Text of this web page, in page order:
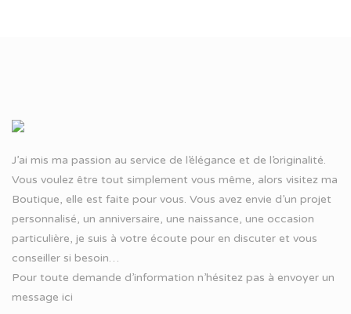
J’ai mis ma passion au service de l’élégance et de l’originalité.
Vous voulez être tout simplement vous même, alors visitez ma
Boutique, elle est faite pour vous. Vous avez envie d’un projet
personnalisé, un anniversaire, une naissance, une occasion
particulière, je suis à votre écoute pour en discuter et vous
conseiller si besoin…
Pour toute demande d’information n’hésitez pas à envoyer un
message ici